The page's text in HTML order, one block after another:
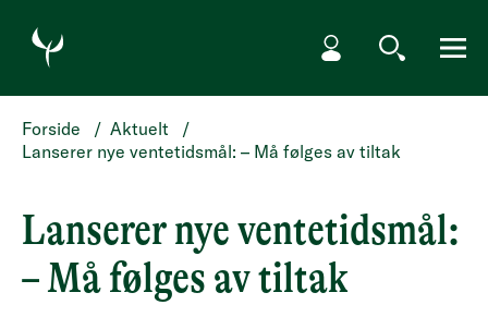
HOPP TIL HOVEDINNHOLD
Min side
Søk Meny
Forside / Aktuelt
/
Lanserer nye ventetidsmål: – Må følges av tiltak
Lanserer nye ventetidsmål:
– Må følges av tiltak